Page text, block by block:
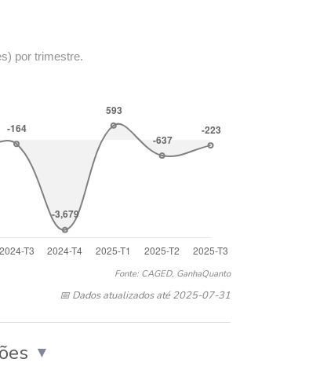
por trimestre.
Fonte: CAGED, GanhaQuanto
📅 Dados atualizados até 2025-07-31
▼